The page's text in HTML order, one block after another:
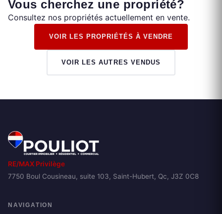
Vous cherchez une propriété?
Consultez nos propriétés actuellement en vente.
VOIR LES PROPRIÉTÉS À VENDRE
VOIR LES AUTRES VENDUS
RE/MAX Privilège
7750 Boul Cousineau, suite 103, Saint-Hubert, Qc, J3Z 0C8
NAVIGATION